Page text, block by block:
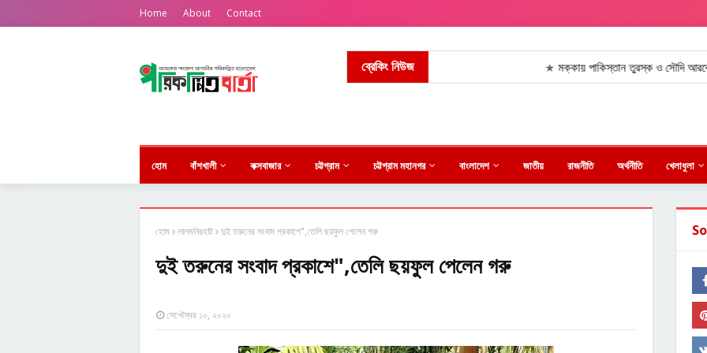
Home About Contact
ব্রেকিং নিউজ মক্কায় পাকিস্তান তুরস্ক ও সৌদি আরবের
হোম বাঁশখালী কক্সবাজার চট্টগ্রাম চট্টগ্রাম মহানগর বাংলাদেশ জাতীয় রাজনীতি অর্থনীতি খেলাধুলা
হোম লালমনিরহাট দুই তরুনের সংবাদ প্রকাশে",তেলি ছয়ফুল পেলেন গরু
দুই তরুনের সংবাদ প্রকাশে",তেলি ছয়ফুল পেলেন গরু
সেপ্টেম্বর ১০, ২০২০